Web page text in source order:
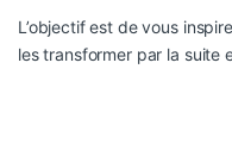
L’objectif est de vous
les transformer par la suite